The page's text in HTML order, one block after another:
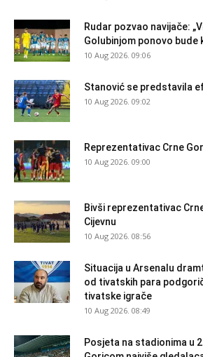
Rudar pozvao navijače:
Golubinjom ponovo bude
10 Aug 2026. 09:06
Stanović se predstavila
10 Aug 2026. 09:02
Reprezentativac Crne
10 Aug 2026. 09:00
Bivši reprezentativac
Cijevnu
10 Aug 2026. 08:56
Situacija u Arsenalu
od tivatskih para
tivatske igrače
10 Aug 2026. 08:49
Posjeta na stadionima u